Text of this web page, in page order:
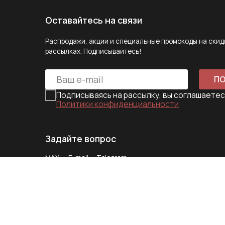
Telegram
E-mail
MAX
Следите за нами